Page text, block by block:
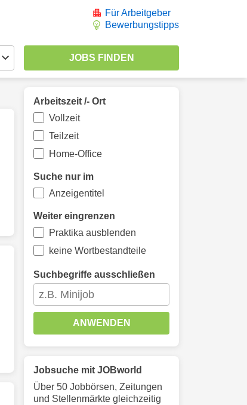
Für Arbeitgeber
Bewerbungstipps
Arbeitszeit /- Ort
Vollzeit
Teilzeit
Home-Office
Suche nur im
Anzeigentitel
Weiter eingrenzen
Praktika ausblenden
keine Wortbestandteile
Suchbegriffe ausschließen
ANWENDEN
Jobsuche mit JOBworld
Über 50 Jobbörsen, Zeitungen
und Stellenmärkte gleichzeitig